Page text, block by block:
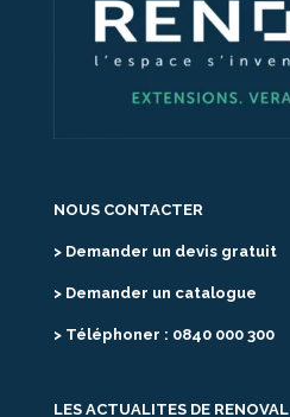
NOUS CONTACTER
> Demander un devis gratuit
> Demander un catalogue
> Téléphoner : 0840 000 300
LES ACTUALITES DE RENOVAL